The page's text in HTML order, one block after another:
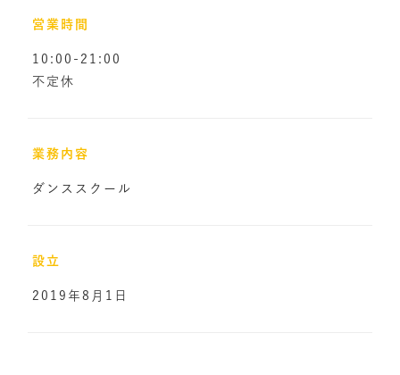
営業時間
10:00-21:00
不定休
業務内容
ダンススクール
設立
2019年8月1日